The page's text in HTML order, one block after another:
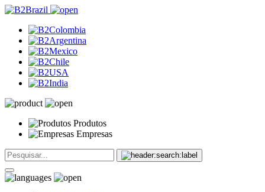
Produtos
Empresas